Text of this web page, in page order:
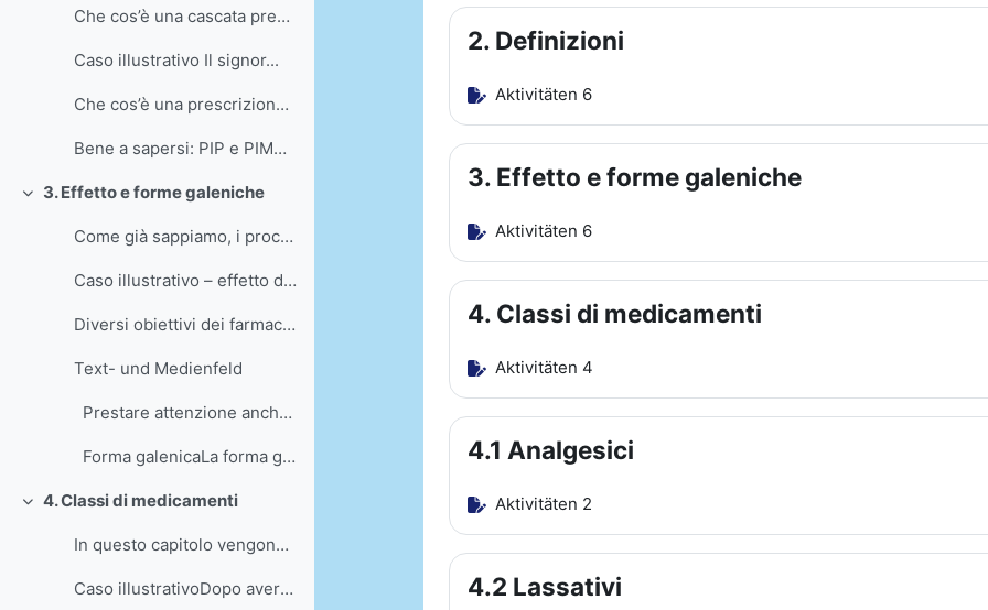
Che cos’è una cascata prescrittiva?Una cascata pre...
Caso illustrativo Il signor...
Che cos’è una prescrizione potenzialmente inapprop...
Bene a sapersi: PIP e PIMNel linguaggio medico s...
Einklappen
3. Effetto e forme galeniche
Come già sappiamo, i processi metabolici nei bambi...
Caso illustrativo – effetto dei farmaci nella te...
Diversi obiettivi dei farmaci I farmaci assolvono...
Text- und Medienfeld
Prestare attenzione anche ai farmaci ass...
Forma galenicaLa forma galenica indica il ...
Einklappen
4. Classi di medicamenti
In questo capitolo vengono illustrate le più impor...
Caso illustrativoDopo aver visitato il signor Sp...
2. Definizioni
Aktivitäten 6
3. Effetto e forme galeniche
Aktivitäten 6
4. Classi di medicamenti
Aktivitäten 4
4.1 Analgesici
Aktivitäten 2
4.2 Lassativi